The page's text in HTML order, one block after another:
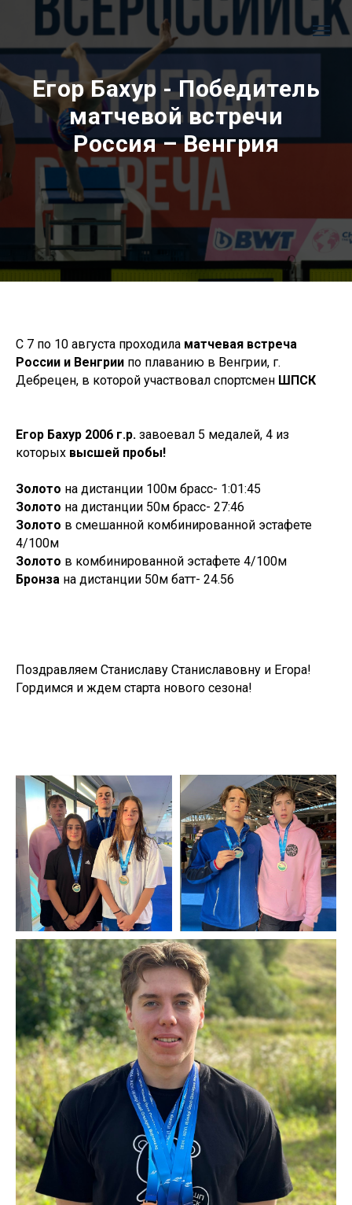
Егор Бахур - Победитель
матчевой встречи
Россия – Венгрия
С 7 по 10 августа проходила матчевая встреча
России и Венгрии по плаванию в Венгрии, г.
Дебрецен, в которой участвовал спортсмен ШПСК
Егор Бахур 2006 г.р. завоевал 5 медалей, 4 из
которых высшей пробы!
Золото на дистанции 100м брасс- 1:01:45
Золото на дистанции 50м брасс- 27:46
Золото в смешанной комбинированной эстафете
4/100м
Золото в комбинированной эстафете 4/100м
Бронза на дистанции 50м батт- 24.56
Поздравляем Станиславу Станиславовну и Егора!
Гордимся и ждем старта нового сезона!